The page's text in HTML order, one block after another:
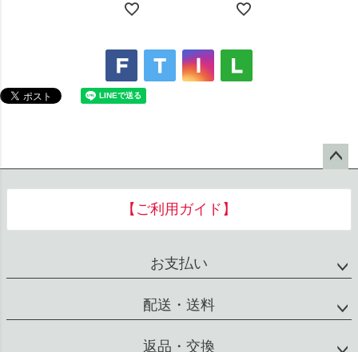
ジト
お支払い
配送・送料
返品・交換
お問合せ先